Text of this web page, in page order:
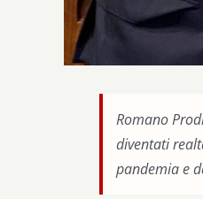
Romano
diventati
pandemia e